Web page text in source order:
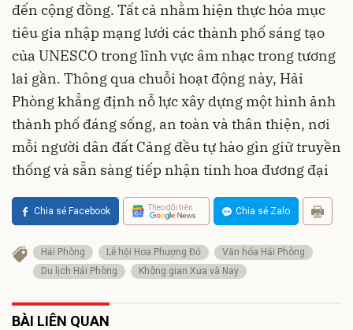
đến cộng đồng. Tất cả nhằm hiện thực hóa mục
tiêu gia nhập mạng lưới các thành phố sáng tạo
của UNESCO trong lĩnh vực âm nhạc trong tương
lai gần. Thông qua chuỗi hoạt động này, Hải
Phòng khẳng định nỗ lực xây dựng một hình ảnh
thành phố đáng sống, an toàn và thân thiện, nơi
mỗi người dân đất Cảng đều tự hào gìn giữ truyền
thống và sẵn sàng tiếp nhận tinh hoa đương đại
Chia sẻ Facebook Theo dõi trên Chia sẻ Zalo
Hải Phòng Lễ hội Hoa Phượng Đỏ
Văn hóa Hải Phòng
Du lịch Hải Phòng
Không gian Xưa và Nay
BÀI LIÊN QUAN